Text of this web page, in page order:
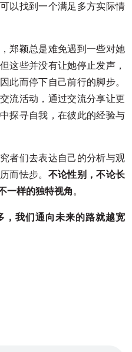
以找到一个满足多方实际情
郑颖总是难免遇到一些对她
这些并没有让她停止发声，
此而停下自己前行的脚步。
流活动，通过交流分享让更
探寻自我，在彼此的经验与
者们去表达自己的分析与观
而怯步。 不论性别，不论长
一样的独特视角 。
，我们通向未来的路就越宽